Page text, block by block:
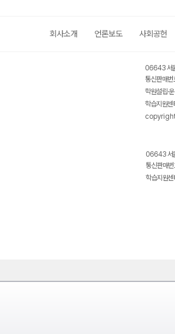
회사소개 언론보도 사회공헌
06643 서
통신판매
학원설립·
학습지원
06643 서
통신판매
학습지원